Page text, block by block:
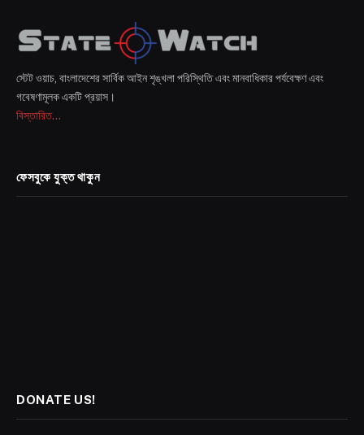
স্টেট ওয়াচ, বাংলাদেশের সার্বিক আইন শৃঙ্খলা পরিস্থিতি এবং মানবাধিকার পর্যবেক্ষণ এবং
গবেষণামূলক একটি প্রয়াস।
বিস্তারিত...
ফেসবুকে যুক্ত থাকুন
DONATE US!